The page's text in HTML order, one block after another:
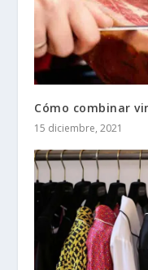
Cómo combinar
15 diciembre, 2021